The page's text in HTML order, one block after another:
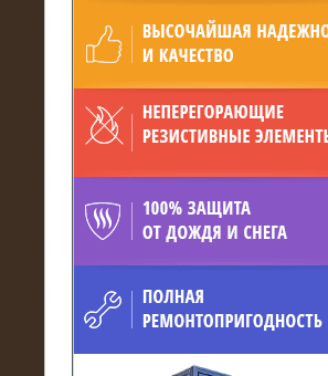
15.04.2017
Нагрузочный комплекс 16 МВт с